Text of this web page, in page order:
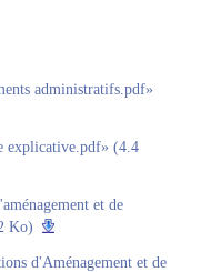
administratifs.pdf»
explicative.pdf» (4.4
et de
Ko)
d'Aménagement et de